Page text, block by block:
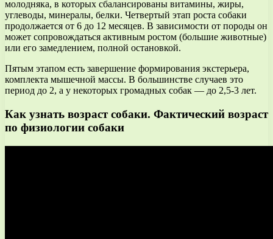
молодняка, в которых сбалансированы витамины, жиры,
углеводы, минералы, белки. Четвертый этап роста собаки
продолжается от 6 до 12 месяцев. В зависимости от породы он
может сопровождаться активным ростом (большие животные)
или его замедлением, полной остановкой.
Пятым этапом есть завершение формирования экстерьера,
комплекта мышечной массы. В большинстве случаев это
период до 2, а у некоторых громадных собак — до 2,5-3 лет.
Как узнать возраст собаки. Фактический возраст
по физиологии собаки